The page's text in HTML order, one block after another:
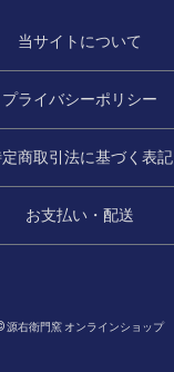
当サイトについて
プライバシーポリシー
商取引法に基づく表記
お支払い・配送
源右衛門窯 オンラインショップ